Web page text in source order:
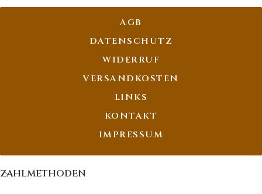
AGB
DATENSCHUTZ
WIDERRUF
VERSANDKOSTEN
LINKS
KONTAKT
IMPRESSUM
ZAHLMETHODEN